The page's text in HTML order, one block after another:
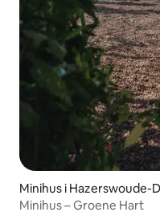
Minihus i Hazerswoude-
Minihus – Groene Hart